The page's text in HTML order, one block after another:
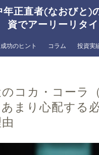
年正直者(なおびと)
資でアーリーリタ
功のヒント コラム 投資実
コカ・コーラ
まり心配する